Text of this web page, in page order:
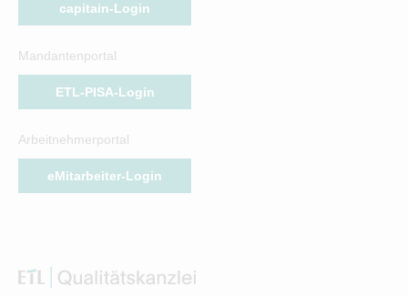
capitain-Login
Mandantenportal
ETL-PISA-Login
Arbeitnehmerportal
eMitarbeiter-Login